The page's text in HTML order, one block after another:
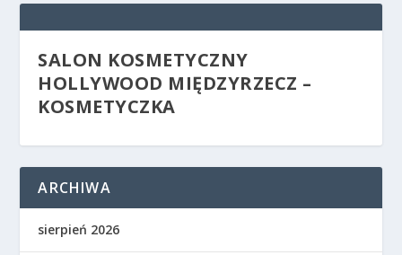
SALON KOSMETYCZNY
HOLLYWOOD MIĘDZYRZECZ –
KOSMETYCZKA
ARCHIWA
sierpień 2026